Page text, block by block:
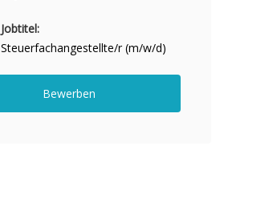
Jobtitel:
Steuerfachangestellte/r (m/w/d)
Bewerben